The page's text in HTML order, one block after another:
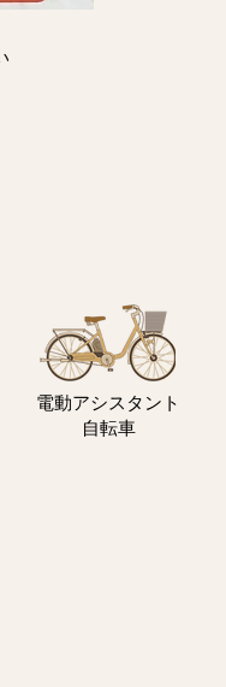
電動アシスタント
自転車